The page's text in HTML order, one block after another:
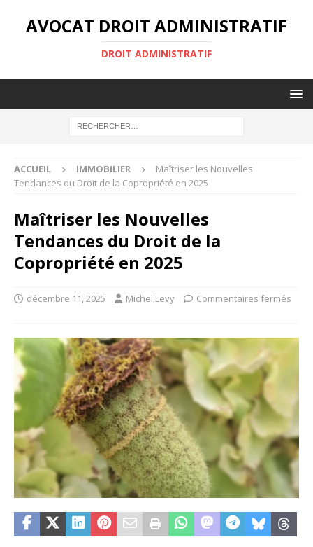
AVOCAT DROIT ADMINISTRATIF
DROIT ADMINISTRATIF
ACCUEIL IMMOBILIER
Maîtriser les Nouvelles
Tendances du Droit de la Copropriété en 2025
Maîtriser les Nouvelles
Tendances du Droit de la
Copropriété en 2025
décembre 11, 2025 Michel Levy Commentaires fermés